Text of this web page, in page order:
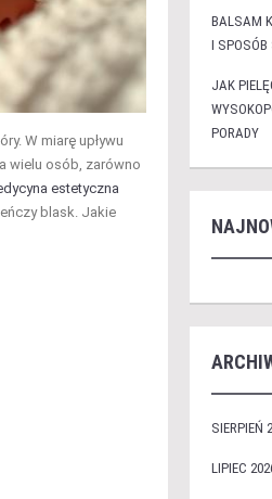
W miarę upływu
wielu osób, zarówno
estetyczna
blask. Jakie
BALSAM
I
JAK
PORADY
SIERPIEŃ
LIPIEC